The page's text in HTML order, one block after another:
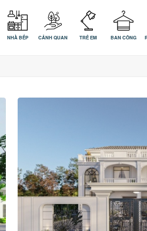
NHÀ BẾP CẢNH QUAN TRẺ EM BAN CÔNG